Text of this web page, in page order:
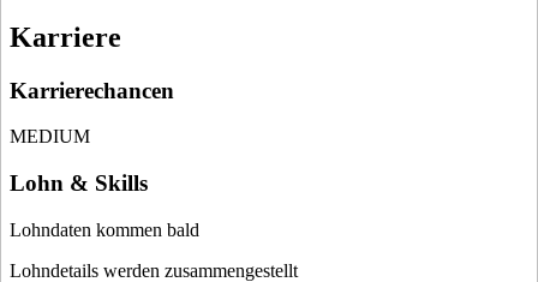
Karriere
Karrierechancen
MEDIUM
Lohn & Skills
Lohndaten kommen bald
Lohndetails werden zusammengestellt